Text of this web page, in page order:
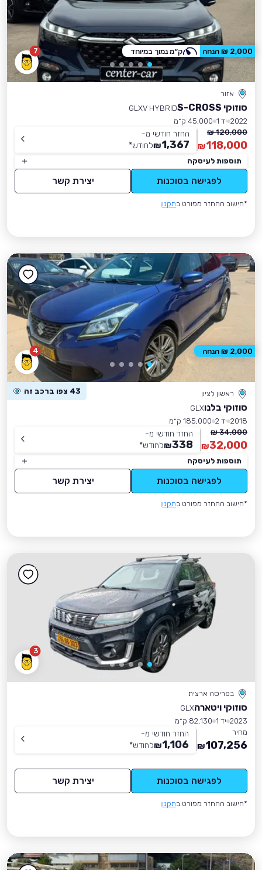
7
אזור
סוזוקי S-CROSS
GLXV HYBRID
2022 יד 1
45,000 ק״מ
120,000 ₪
118,000
₪
החזר חודשי מ-
1,367
₪לחודש*
תוספות לעיסקה
לפגישה בסוכנות יצירת קשר
*חישוב ההחזר מפורט בתקנון
2,000 ₪ הנחה ק״מ נמוך במיוחד
4
ראשון לציון 43 צפו ברכב זה
סוזוקי בלנוGLX
2018 יד 2
185,000 ק״מ
34,000 ₪
32,000
₪
החזר חודשי מ-
338
₪לחודש*
תוספות לעיסקה
לפגישה בסוכנות יצירת קשר
*חישוב ההחזר מפורט בתקנון
2,000 ₪ הנחה
3
בפריסה ארצית
סוזוקי ויטארהGLX
2023 יד 1
82,130 ק״מ
מחיר
107,256
₪
החזר חודשי מ-
1,106
₪לחודש*
לפגישה בסוכנות יצירת קשר
*חישוב ההחזר מפורט בתקנון